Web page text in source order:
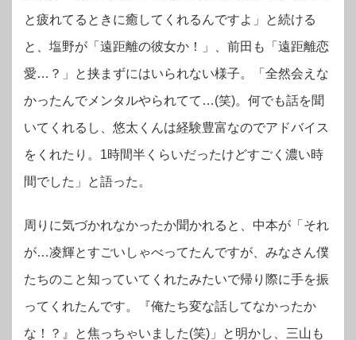
と疲れてるときに癒してくれるんですよ」と続ける
と、塩野が「遠距離の彼女か！」、前田も「遠距離恋
愛…？」と挟まずにはいられない様子。「全然会えな
かったんでメンタルやられてて…(笑)。何でも話を聞
いてくれるし、悠太くんは経験豊富なのでアドバイス
をくれたり。1時間半くらいだったけどすごく濃い時
間でした」と語った。
周りに気づかれなかったか聞かれると、中本が「それ
が…凌輝とすごいしゃべってたんですが、みなさん僕
たちのこと知っていてくれたみたいで帰り際に手を振
ってくれたんです。『俺たち変な話してなかったか
な！？』と焦っちゃいました(笑)」と明かし、三山も